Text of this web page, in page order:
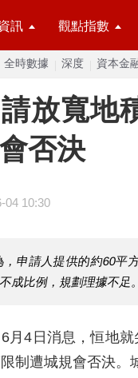
訊 觀點指數
全時數據 深度 資本金
放寬地
否決
04 10:30
，申請人提供的約60平
成比例，規劃理據不足。
6月4日消息，恒地
制遭城規會否決